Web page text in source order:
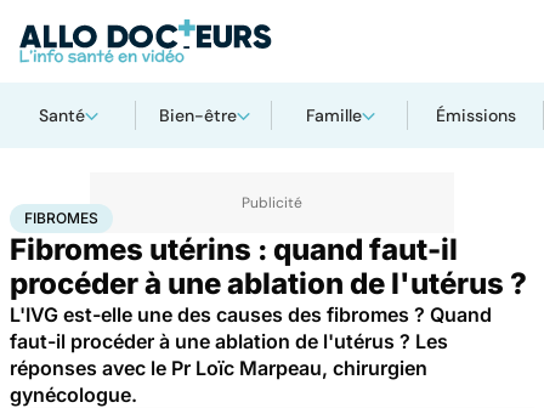
Santé Bien-être Famille Émissions
AccueilSantéMaladies
FIBROMES
Fibromes utérins : quand faut-il
procéder à une ablation de l'utérus ?
L'IVG est-elle une des causes des fibromes ? Quand
faut-il procéder à une ablation de l'utérus ? Les
réponses avec le Pr Loïc Marpeau, chirurgien
gynécologue.